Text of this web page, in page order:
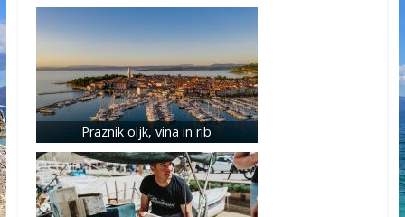
Praznik oljk, vina in rib